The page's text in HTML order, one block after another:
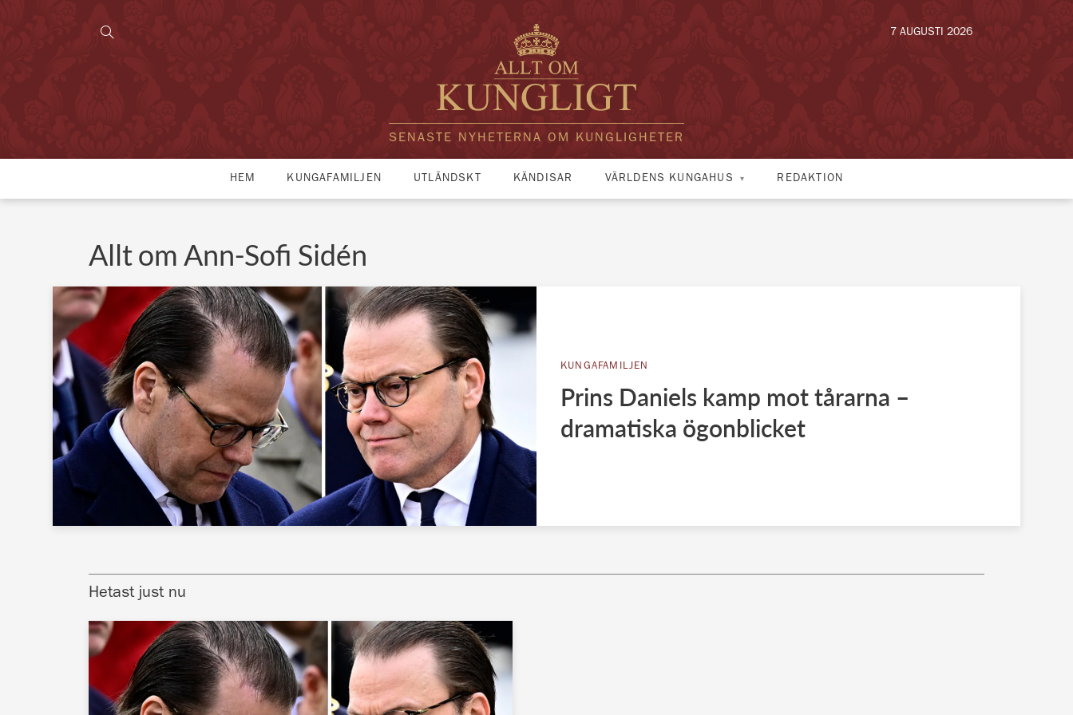
SENASTE NYHETERNA OM KUNGLIGHETER
7 AUGUSTI 2026
HEM KUNGAFAMILJEN UTLÄNDSKT KÄNDISAR VÄRLDENS KUNGAHUS REDAKTION
Allt om Ann-Sofi Sidén
KUNGAFAMILJEN
Prins Daniels kamp mot tårarna –
dramatiska ögonblicket
Hetast just nu